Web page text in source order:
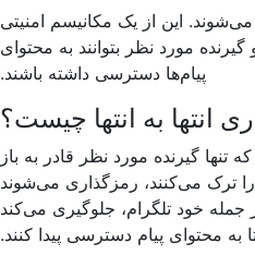
این از یک مکانیسم امنیتی
مورد نظر بتوانند به محتوای
پیام‌ها دسترسی داشته باشند.
انتها به انتها چیست؟
تنها گیرنده مورد نظر قادر به باز
را ترک می‌کنند، رمزگذاری می‌شوند
جمله خود تلگرام، جلوگیری می‌کند
به محتوای پیام دسترسی پیدا کنند.